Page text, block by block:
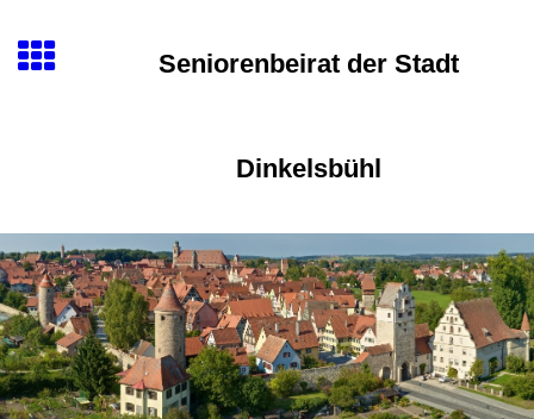
Seniorenbeirat der Stadt
Dinkelsbühl